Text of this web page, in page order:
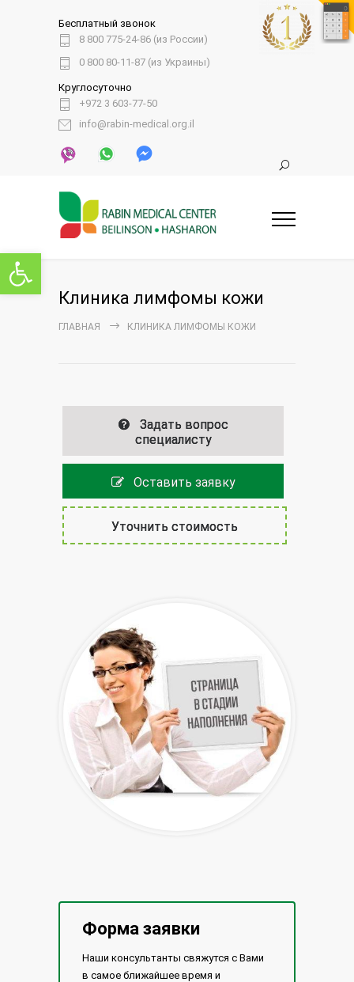
Открыть панель инструментов
Бесплатный звонок
8 800 775-24-86 (из России)
0 800 80-11-87 (из Украины)
Круглосуточно
+972 3 603-77-50
info@rabin-medical.org.il
Клиника лимфомы кожи
ГЛАВНАЯ КЛИНИКА ЛИМФОМЫ КОЖИ
Задать вопрос
специалисту
Оставить заявку
Уточнить стоимость
Форма заявки
Наши консультанты свяжутся с Вами
в самое ближайшее время и